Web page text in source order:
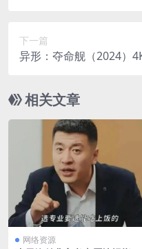
下一篇
异形：夺命舰（2024）
相关文章
网络资源